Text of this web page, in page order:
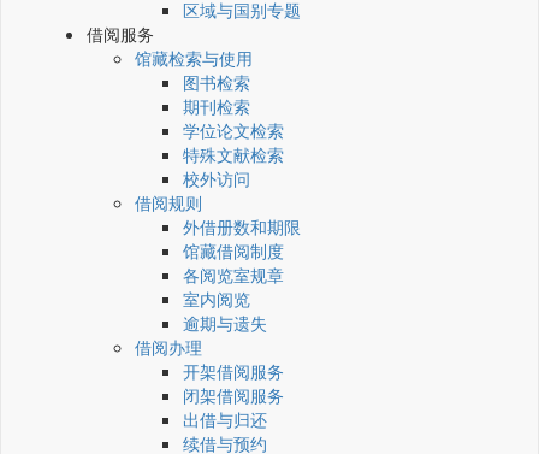
区域与国别专题
借阅服务
馆藏检索与使用
图书检索
期刊检索
学位论文检索
特殊文献检索
校外访问
借阅规则
外借册数和期限
馆藏借阅制度
各阅览室规章
室内阅览
逾期与遗失
借阅办理
开架借阅服务
闭架借阅服务
出借与归还
续借与预约